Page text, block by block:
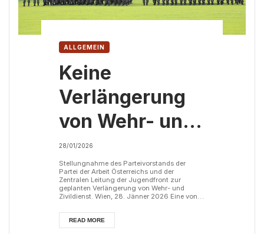
ALLGEMEIN
Keine
Verlängerung
von Wehr- und
Zivildienst!
Schluss mit der
Einbindung des
Bundesheeres
28/01/2026
Stellungnahme des Parteivorstands der
Partei der Arbeit Österreichs und der
Zentralen Leitung der Jugendfront zur
geplanten Verlängerung von Wehr- und
Zivildienst. Wien, 28. Jänner 2026 Eine von
Wehrdienstkommission hat vor kurzem
vorgeschlagen, den Grundwehrdienst in
Österreich auf acht Monate zu verlängern
READ MORE